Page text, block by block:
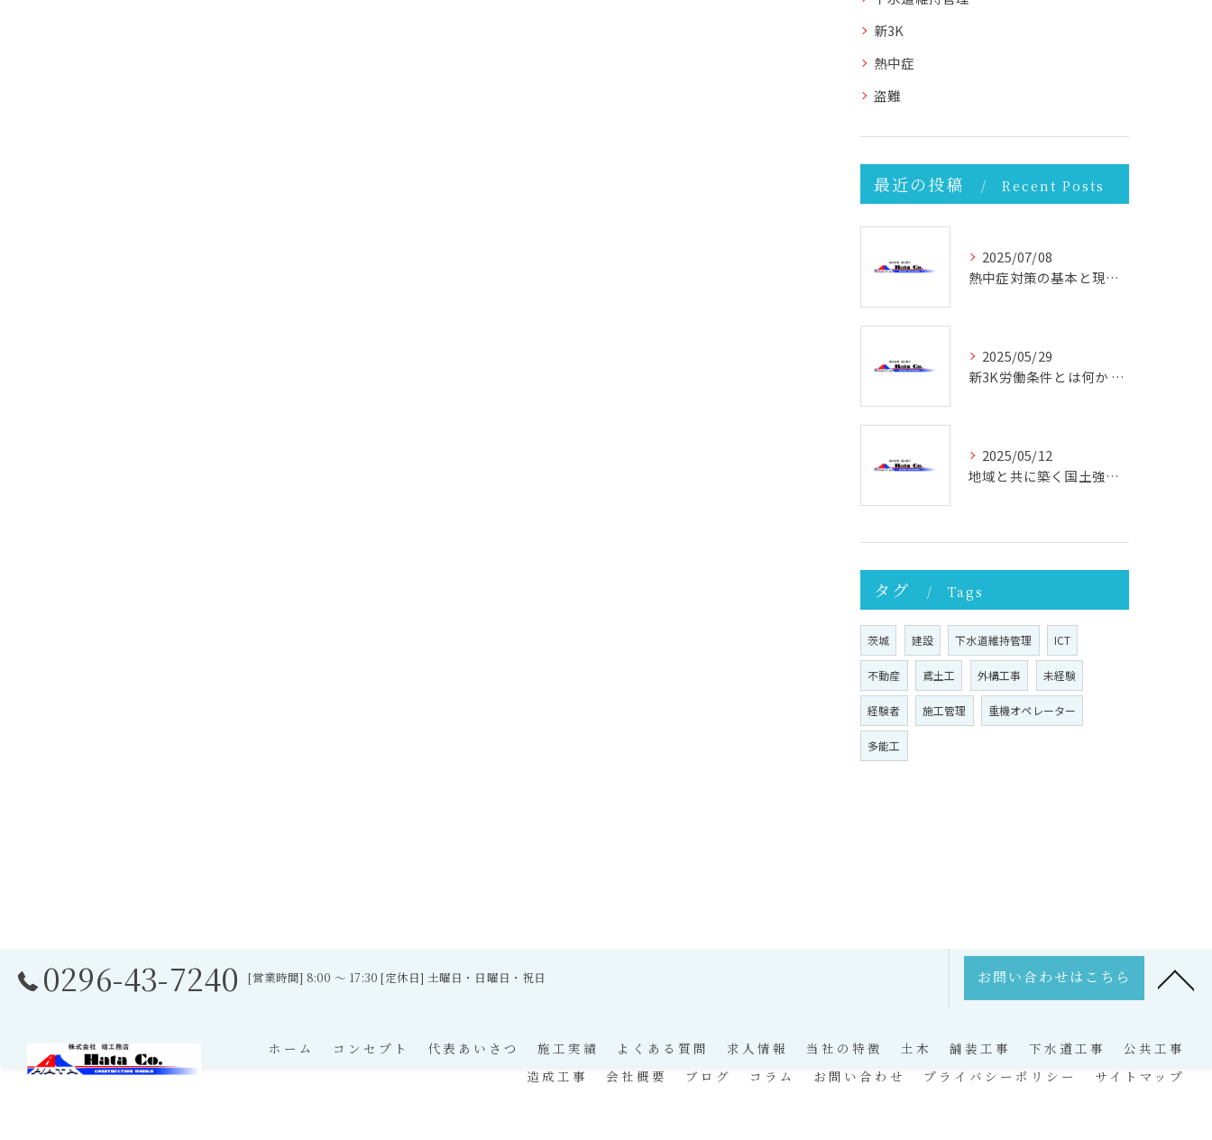
新3K
熱中症
盗難
最近の投稿 Recent Posts
2025/07/08
熱中症対策の基本と現場で実践できる効果的な方法
2025/05/29
新3K労働条件とは何か 働きやすさと未来を考える
2025/05/12
地域と共に築く国土強靭化の未来 ─ その重要性と実践への第一歩
タグ Tags
茨城 建設 下水道維持管理 ICT
不動産 鳶土工 外構工事 未経験
経験者 施工管理 重機オペレーター
多能工
0296-43-7240 [営業時間] 8:00 ～ 17:30 [定休日] 土曜日・日曜日・祝日 お問い合わせはこちら
ホーム コンセプト 代表あいさつ 施工実績 よくある質問 求人情報 当社の特徴 土木 舗装工事 下水道工事
公共工事
造成工事
会社概要 ブログ コラム お問い合わせ プライバシーポリシー サイトマップ